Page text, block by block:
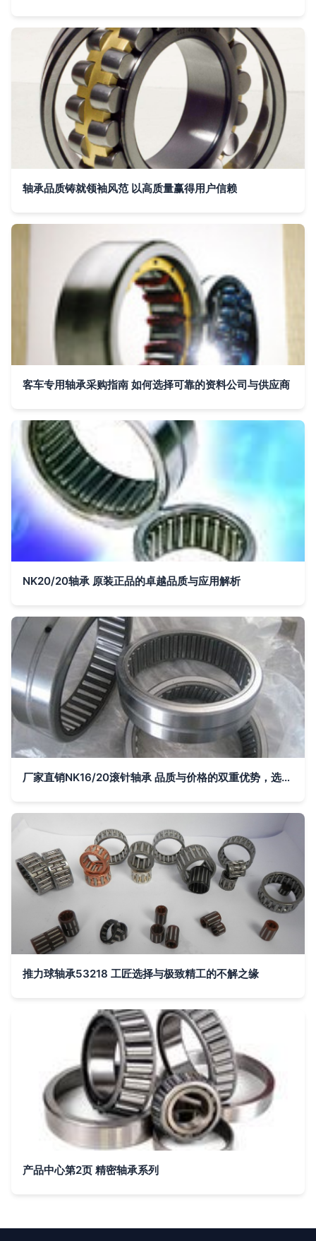
轴承品质铸就领袖风范 以高质量赢得用户信赖
客车专用轴承采购指南 如何选择可靠的资料公司与供应商
NK20/20轴承 原装正品的卓越品质与应用解析
厂家直销NK16/20滚针轴承 品质与价格的双重优势，选择中华轴承网更可靠
推力球轴承53218 工匠选择与极致精工的不解之缘
产品中心第2页 精密轴承系列